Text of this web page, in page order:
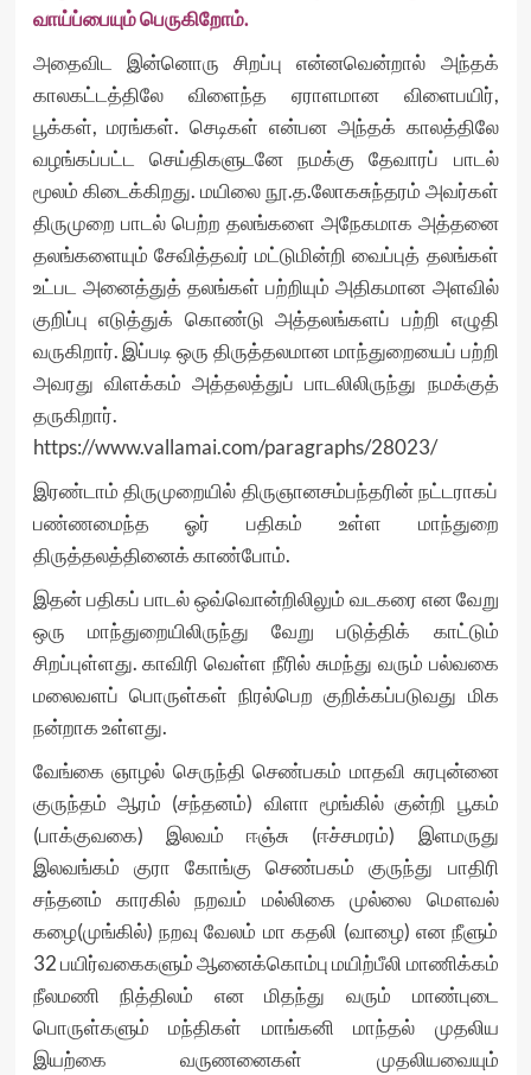
வாய்ப்பையும் பெருகிறோம்.
அதைவிட இன்னொரு சிறப்பு என்னவென்றால் அந்தக்
காலகட்டத்திலே விளைந்த ஏராளமான விளைபயிர்,
பூக்கள், மரங்கள். செடிகள் என்பன அந்தக் காலத்திலே
வழங்கப்பட்ட செய்திகளுடனே நமக்கு தேவாரப் பாடல்
மூலம் கிடைக்கிறது. மயிலை நூ.த.லோகசுந்தரம் அவர்கள்
திருமுறை பாடல் பெற்ற தலங்களை அநேகமாக அத்தனை
தலங்களையும் சேவித்தவர் மட்டுமின்றி வைப்புத் தலங்கள்
உட்பட அனைத்துத் தலங்கள் பற்றியும் அதிகமான அளவில்
குறிப்பு எடுத்துக் கொண்டு அத்தலங்களப் பற்றி எழுதி
வருகிறார். இப்படி ஒரு திருத்தலமான மாந்துறையைப் பற்றி
அவரது விளக்கம் அத்தலத்துப் பாடலிலிருந்து நமக்குத்
தருகிறார்.
https://www.vallamai.com/paragraphs/28023/
இரண்டாம் திருமுறையில் திருஞானசம்பந்தரின் நட்டராகப்
பண்ணமைந்த ஓர் பதிகம் உள்ள மாந்துறை
திருத்தலத்தினைக் காண்போம்.
இதன் பதிகப் பாடல் ஒவ்வொன்றிலிலும் வடகரை என வேறு
ஒரு மாந்துறையிலிருந்து வேறு படுத்திக் காட்டும்
சிறப்புள்ளது. காவிரி வெள்ள நீரில் சுமந்து வரும் பல்வகை
மலைவளப் பொருள்கள் நிரல்பெற குறிக்கப்படுவது மிக
நன்றாக உள்ளது.
வேங்கை ஞாழல் செருந்தி செண்பகம் மாதவி சுரபுன்னை
குருந்தம் ஆரம் (சந்தனம்) விளா மூங்கில் குன்றி பூகம்
(பாக்குவகை) இலவம் ஈஞ்சு (ஈச்சமரம்) இளமருது
இலவங்கம் குரா கோங்கு செண்பகம் குருந்து பாதிரி
சந்தனம் காரகில் நறவம் மல்லிகை முல்லை மௌவல்
கழை(முங்கில்) நறவு வேலம் மா கதலி (வாழை) என நீளும்
32 பயிர்வகைகளும் ஆனைக்கொம்பு மயிற்பீலி மாணிக்கம்
நீலமணி நித்திலம் என மிதந்து வரும் மாண்புடை
பொருள்களும் மந்திகள் மாங்கனி மாந்தல் முதலிய
இயற்கை வருணனைகள் முதலியவையும்